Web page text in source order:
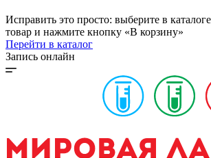
Исправить это просто: выберите в
товар и нажмите кнопку «В корзину»
Перейти в каталог
Запись онлайн